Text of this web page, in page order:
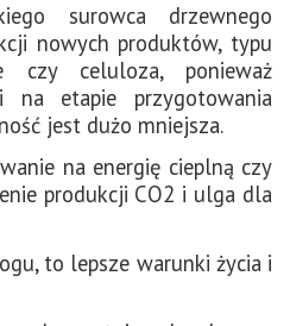
surowca drzewnego
nowych produktów, typu
czy celuloza, ponieważ
na etapie przygotowania
jest dużo mniejsza.
na energię cieplną czy
produkcji CO2 i ulga dla
to lepsze warunki życia i